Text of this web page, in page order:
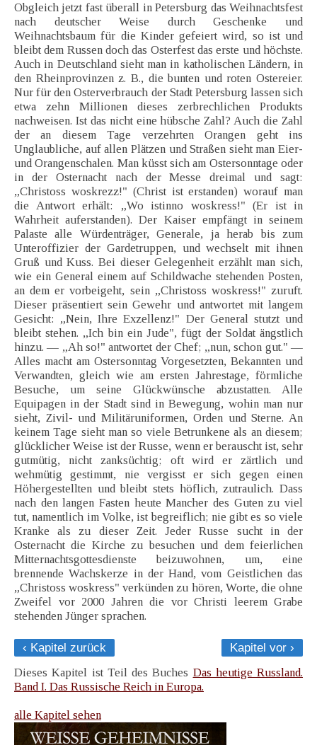
Obgleich jetzt fast überall in Petersburg das Weihnachtsfest
nach deutscher Weise durch Geschenke und
Weihnachtsbaum für die Kinder gefeiert wird, so ist und
bleibt dem Russen doch das Osterfest das erste und höchste.
Auch in Deutschland sieht man in katholischen Ländern, in
den Rheinprovinzen z. B., die bunten und roten Ostereier.
Nur für den Osterverbrauch der Stadt Petersburg lassen sich
etwa zehn Millionen dieses zerbrechlichen Produkts
nachweisen. Ist das nicht eine hübsche Zahl? Auch die Zahl
der an diesem Tage verzehrten Orangen geht ins
Unglaubliche, auf allen Plätzen und Straßen sieht man Eier-
und Orangenschalen. Man küsst sich am Ostersonntage oder
in der Osternacht nach der Messe dreimal und sagt:
„Christoss woskrezz!" (Christ ist erstanden) worauf man
die Antwort erhält: „Wo istinno woskress!" (Er ist in
Wahrheit auferstanden). Der Kaiser empfängt in seinem
Palaste alle Würdenträger, Generale, ja herab bis zum
Unteroffizier der Gardetruppen, und wechselt mit ihnen
Gruß und Kuss. Bei dieser Gelegenheit erzählt man sich,
wie ein General einem auf Schildwache stehenden Posten,
an dem er vorbeigeht, sein „Christoss woskress!" zuruft.
Dieser präsentiert sein Gewehr und antwortet mit langem
Gesicht: „Nein, Ihre Exzellenz!" Der General stutzt und
bleibt stehen. „Ich bin ein Jude", fügt der Soldat ängstlich
hinzu. — „Ah so!" antwortet der Chef; „nun, schon gut." —
Alles macht am Ostersonntag Vorgesetzten, Bekannten und
Verwandten, gleich wie am ersten Jahrestage, förmliche
Besuche, um seine Glückwünsche abzustatten. Alle
Equipagen in der Stadt sind in Bewegung, wohin man nur
sieht, Zivil- und Militäruniformen, Orden und Sterne. An
keinem Tage sieht man so viele Betrunkene als an diesem;
glücklicher Weise ist der Russe, wenn er berauscht ist, sehr
gutmütig, nicht zanksüchtig; oft wird er zärtlich und
wehmütig gestimmt, nie vergisst er sich gegen einen
Höhergestellten und bleibt stets höflich, zutraulich. Dass
nach den langen Fasten heute Mancher des Guten zu viel
tut, namentlich im Volke, ist begreiflich; nie gibt es so viele
Kranke als zu dieser Zeit. Jeder Russe sucht in der
Osternacht die Kirche zu besuchen und dem feierlichen
Mitternachtsgottesdienste beizuwohnen, um, eine
brennende Wachskerze in der Hand, vom Geistlichen das
„Christoss woskress" verkünden zu hören, Worte, die ohne
Zweifel vor 2000 Jahren die vor Christi leerem Grabe
stehenden Jünger sprachen.
‹ Kapitel zurück
Kapitel vor ›
Dieses Kapitel ist Teil des Buches Das heutige Russland.
Band I. Das Russische Reich in Europa.
alle Kapitel sehen